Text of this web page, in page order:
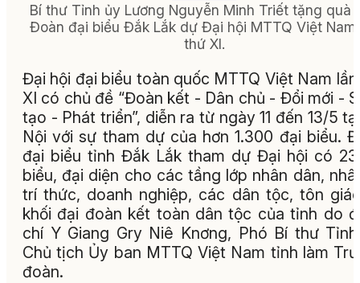
Bí thư Tỉnh ủy Lương Nguyễn Minh Triết tặng quà
Đoàn đại biểu Đắk Lắk dự Đại hội MTTQ Việt Nam
thứ XI.
Đại hội đại biểu toàn quốc MTTQ Việt Nam
XI có chủ đề “Đoàn kết - Dân chủ - Đổi mới -
tạo - Phát triển”, diễn ra từ ngày 11 đến 13/5
Nội với sự tham dự của hơn 1.300 đại biểu.
đại biểu tỉnh Đắk Lắk tham dự Đại hội có
biểu, đại diện cho các tầng lớp nhân dân,
trí thức, doanh nghiệp, các dân tộc, tôn
khối đại đoàn kết toàn dân tộc của tỉnh do
chí Y Giang Gry Niê Knơng, Phó Bí thư
Chủ tịch Ủy ban MTTQ Việt Nam tỉnh làm
đoàn.